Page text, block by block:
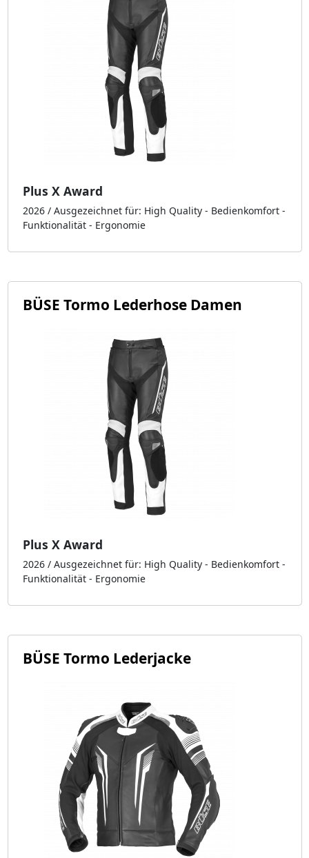
Plus X Award
2026 / Ausgezeichnet für: High Quality - Bedienkomfort -
Funktionalität - Ergonomie
BÜSE Tormo Lederhose Damen
Plus X Award
2026 / Ausgezeichnet für: High Quality - Bedienkomfort -
Funktionalität - Ergonomie
BÜSE Tormo Lederjacke